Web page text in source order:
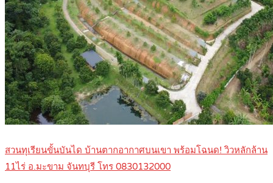
สวนทุเรียนขั้นบันได บ้านตากอากาศบนเขา พร้อมโฉนด! วิวหลักล้าน
11ไร่ อ.มะขาม จันทบุรี โทร 0830132000